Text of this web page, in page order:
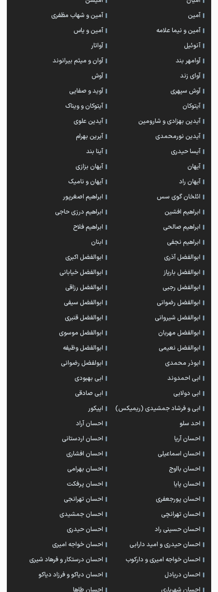
آمین
آمین و شهاب مظفری
آمین و نیما علامه
آمین و یاس
آنوئیل
آواتار
آوامهر بند
آوان و میثم بیرانوند
آوای زند
آوش
آوش سپهری
آوید و صفایی
آیتوکان
آیتوکان و ویناک
آیدین بهزادی و شارومین
آیدین علوی
آیدین نورمحمدی
آیرین بهرام
آیسا حیدری
آینا بند
آیهان
آیهان بزازی
آیهان راد
آیهان و نامیک
ائلخان گوی سس
ابراهیم اصغرپور
ابراهیم افشین
ابراهیم درزی حاجی
ابراهیم صالحی
ابراهیم فلاح
ابراهیم نجفی
ابنان
ابوالفضل آذری
ابوالفضل اکبری
ابوالفضل بارپاز
ابوالفضل خیابانی
ابوالفضل رجبی
ابوالفضل رزاقی
ابوالفضل رضوانی
ابوالفضل سیفی
ابوالفضل شیروانی
ابوالفضل قنبری
ابوالفضل مهربان
ابوالفضل موسوی
ابوالفضل نعیمی
ابوالفضل وظیفه
ابوذر محمدی
ابولفضل رضوانی
ابی احمدوند
ابی بهبودی
ابی دولابی
ابی صادقی
ابی و فرشاد جمشیدی (ریمیکس)
اپیکور
احد سلو
احسان آراد
احسان آریا
احسان اردستانی
احسان اسماعیلی
احسان افشاری
احسان بااوج
احسان بهرامی
احسان پایا
احسان پرفکت
احسان پورجعفری
احسان تهرانجی
احسان تهرانچی
احسان جمشیدی
احسان حسینی راد
احسان حیدری
احسان حیدری و امید دارابی
احسان خواجه امیری
احسان خواجه امیری و دارکوب
احسان درستكار و فرهاد شيرى
احسان دریادل
احسان دیاکو و فرزاد دیاکو
احسان شهریاری
احسان طاها